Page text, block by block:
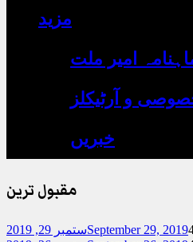
مزید
امیر ملت
و آرٹیکلز
خبریں
مقبول ترین
ستمبر 29, 2019September 29, 2019